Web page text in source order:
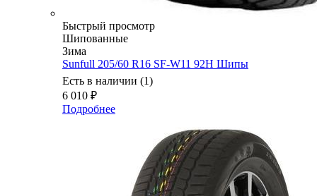
Быстрый просмотр
Шипованные
Зима
Sunfull 205/60 R16 SF-W11 92H Шипы
Есть в наличии (1)
6 010 ₽
Подробнее